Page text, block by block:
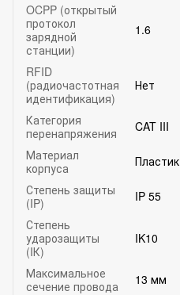
OCPP (открытый
протокол
зарядной
станции)
1.6
RFID
(радиочастотная
идентификация)
Нет
Категория
перенапряжения
CAT III
Материал
корпуса
Пластик
Степень защиты
(IP)
IP 55
Степень
ударозащиты
(IК)
IK10
Максимальное
сечение провода
13 мм